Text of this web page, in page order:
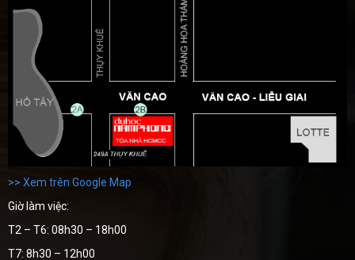
>> Xem trên Google Map
Giờ làm việc:
T2 – T6: 08h30 – 18h00
T7: 8h30 – 12h00